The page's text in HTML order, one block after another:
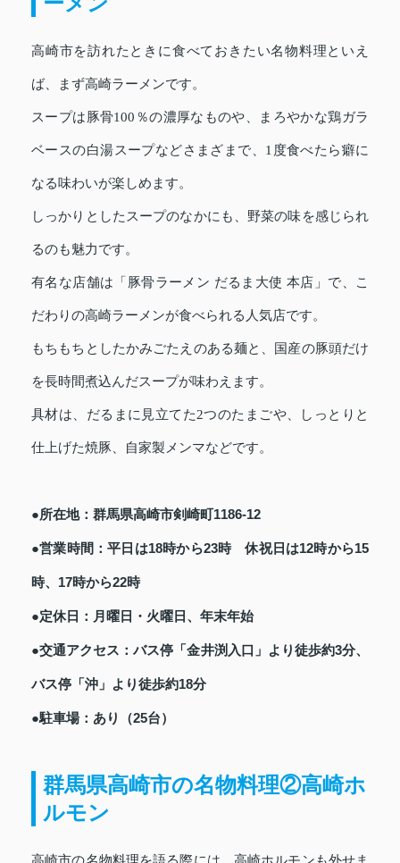
高崎市を訪れたときに食べておきたい名物料理といえ
ば、まず高崎ラーメンです。
スープは豚骨100％の濃厚なものや、まろやかな鶏ガラ
ベースの白湯スープなどさまざまで、1度食べたら癖に
なる味わいが楽しめます。
しっかりとしたスープのなかにも、野菜の味を感じられ
るのも魅力です。
有名な店舗は「豚骨ラーメン だるま大使 本店」で、こ
だわりの高崎ラーメンが食べられる人気店です。
もちもちとしたかみごたえのある麺と、国産の豚頭だけ
を長時間煮込んだスープが味わえます。
具材は、だるまに見立てた2つのたまごや、しっとりと
仕上げた焼豚、自家製メンマなどです。
●所在地：群馬県高崎市剣崎町1186-12
●営業時間：平日は18時から23時 休祝日は12時から15
時、17時から22時
●定休日：月曜日・火曜日、年末年始
●交通アクセス：バス停「金井渕入口」より徒歩約3分、
バス停「沖」より徒歩約18分
●駐車場：あり（25台）
群馬県高崎市の名物料理②高崎ホ
ルモン